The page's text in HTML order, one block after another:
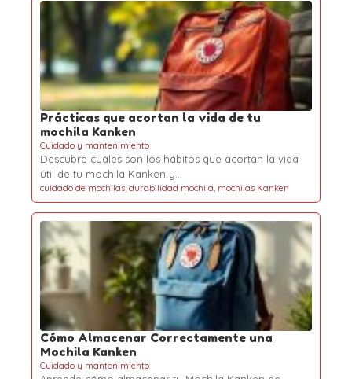
Prácticas que acortan la vida de tu
mochila Kanken
Cuidado y mantenimiento
Descubre cuáles son los hábitos que acortan la vida
útil de tu mochila Kanken y…
cuidado de mochilas, durabilidad mochila, mochilas Kanken
Cómo Almacenar Correctamente una
Mochila Kanken
Cuidado y mantenimiento